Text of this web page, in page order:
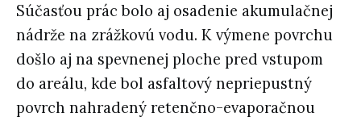
Súčasťou prác bolo aj osadenie akumulačnej
nádrže na zrážkovú vodu. K výmene povrchu
došlo aj na spevnenej ploche pred vstupom
do areálu, kde bol asfaltový nepriepustný
povrch nahradený retenčno-evaporačnou